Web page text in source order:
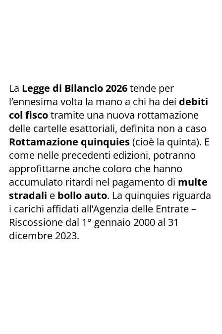
La Legge di Bilancio 2026tende per
l’ennesima volta la mano a chi ha dei debiti
col fiscotramite una nuova rottamazione
delle cartelle esattoriali, definita non a caso
Rottamazione quinquies(cioè la quinta). E
come nelle precedenti edizioni, potranno
approfittarne anche coloro che hanno
accumulato ritardi nel pagamento di multe
stradali e bollo auto. La quinquies riguarda
i carichi affidati all’Agenzia delle Entrate –
Riscossione dal 1° gennaio 2000 al 31
dicembre 2023.